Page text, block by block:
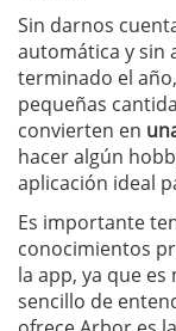
Sin darnos
automática y sin
terminado el
pequeñas
convierten en
hacer algún
aplicación ideal
Es importante
conocimientos
la app, ya que
sencillo de